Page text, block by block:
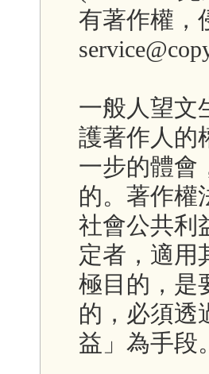
有著作權，
一般人望文
護著作人的
一步的體會
的。著作權
社會公共利
定者，適用
極目的，是
的，必須透
益」為手段。